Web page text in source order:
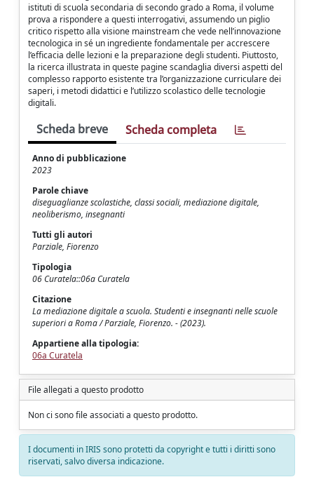
istituti di scuola secondaria di secondo grado a Roma, il volume
prova a rispondere a questi interrogativi, assumendo un piglio
critico rispetto alla visione mainstream che vede nell’innovazione
tecnologica in sé un ingrediente fondamentale per accrescere
l’efficacia delle lezioni e la preparazione degli studenti. Piuttosto,
la ricerca illustrata in queste pagine scandaglia diversi aspetti del
complesso rapporto esistente tra l’organizzazione curriculare dei
saperi, i metodi didattici e l’utilizzo scolastico delle tecnologie
digitali.
Scheda breve Scheda completa
Anno di pubblicazione
2023
Parole chiave
diseguaglianze scolastiche, classi sociali, mediazione digitale,
neoliberismo, insegnanti
Tutti gli autori
Parziale, Fiorenzo
Tipologia
06 Curatela::06a Curatela
Citazione
La mediazione digitale a scuola. Studenti e insegnanti nelle scuole
superiori a Roma / Parziale, Fiorenzo. - (2023).
Appartiene alla tipologia:
06a Curatela
File allegati a questo prodotto
Non ci sono file associati a questo prodotto.
I documenti in IRIS sono protetti da copyright e tutti i diritti sono
riservati, salvo diversa indicazione.